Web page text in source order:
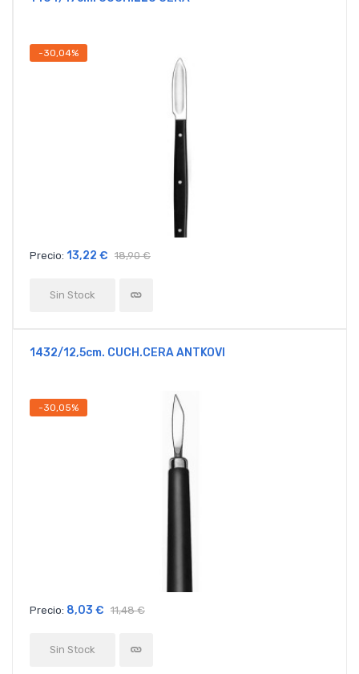
-30,04%
Precio: 13,22 € 18,90 €
Sin Stock
1432/12,5cm. CUCH.CERA ANTKOVI
-30,05%
Precio: 8,03 € 11,48 €
Sin Stock